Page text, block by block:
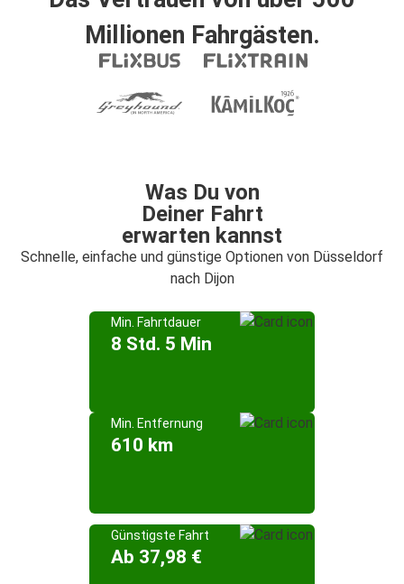
Millionen Fahrgästen.
Was Du von
Deiner Fahrt
erwarten kannst
Schnelle, einfache und günstige Optionen von Düsseldorf
nach Dijon
Min. Fahrtdauer
8 Std. 5 Min
Min. Entfernung
610 km
Günstigste Fahrt
Ab 37,98 €